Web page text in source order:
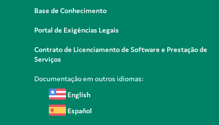
Base de Conhecimento
Portal de Exigências Legais
Contrato de Licenciamento de Software e Prestação de
Serviços
Documentação em outros idiomas:
English
Español